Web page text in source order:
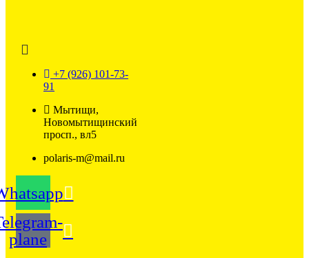
+7 (926) 101-73-
91
Мытищи,
Новомытищинский
просп., вл5
polaris-m@mail.ru
plane